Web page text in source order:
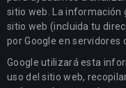
sitio web. La información
sitio web (incluida tu
por Google en servidores
Google utilizará esta
uso del sitio web,